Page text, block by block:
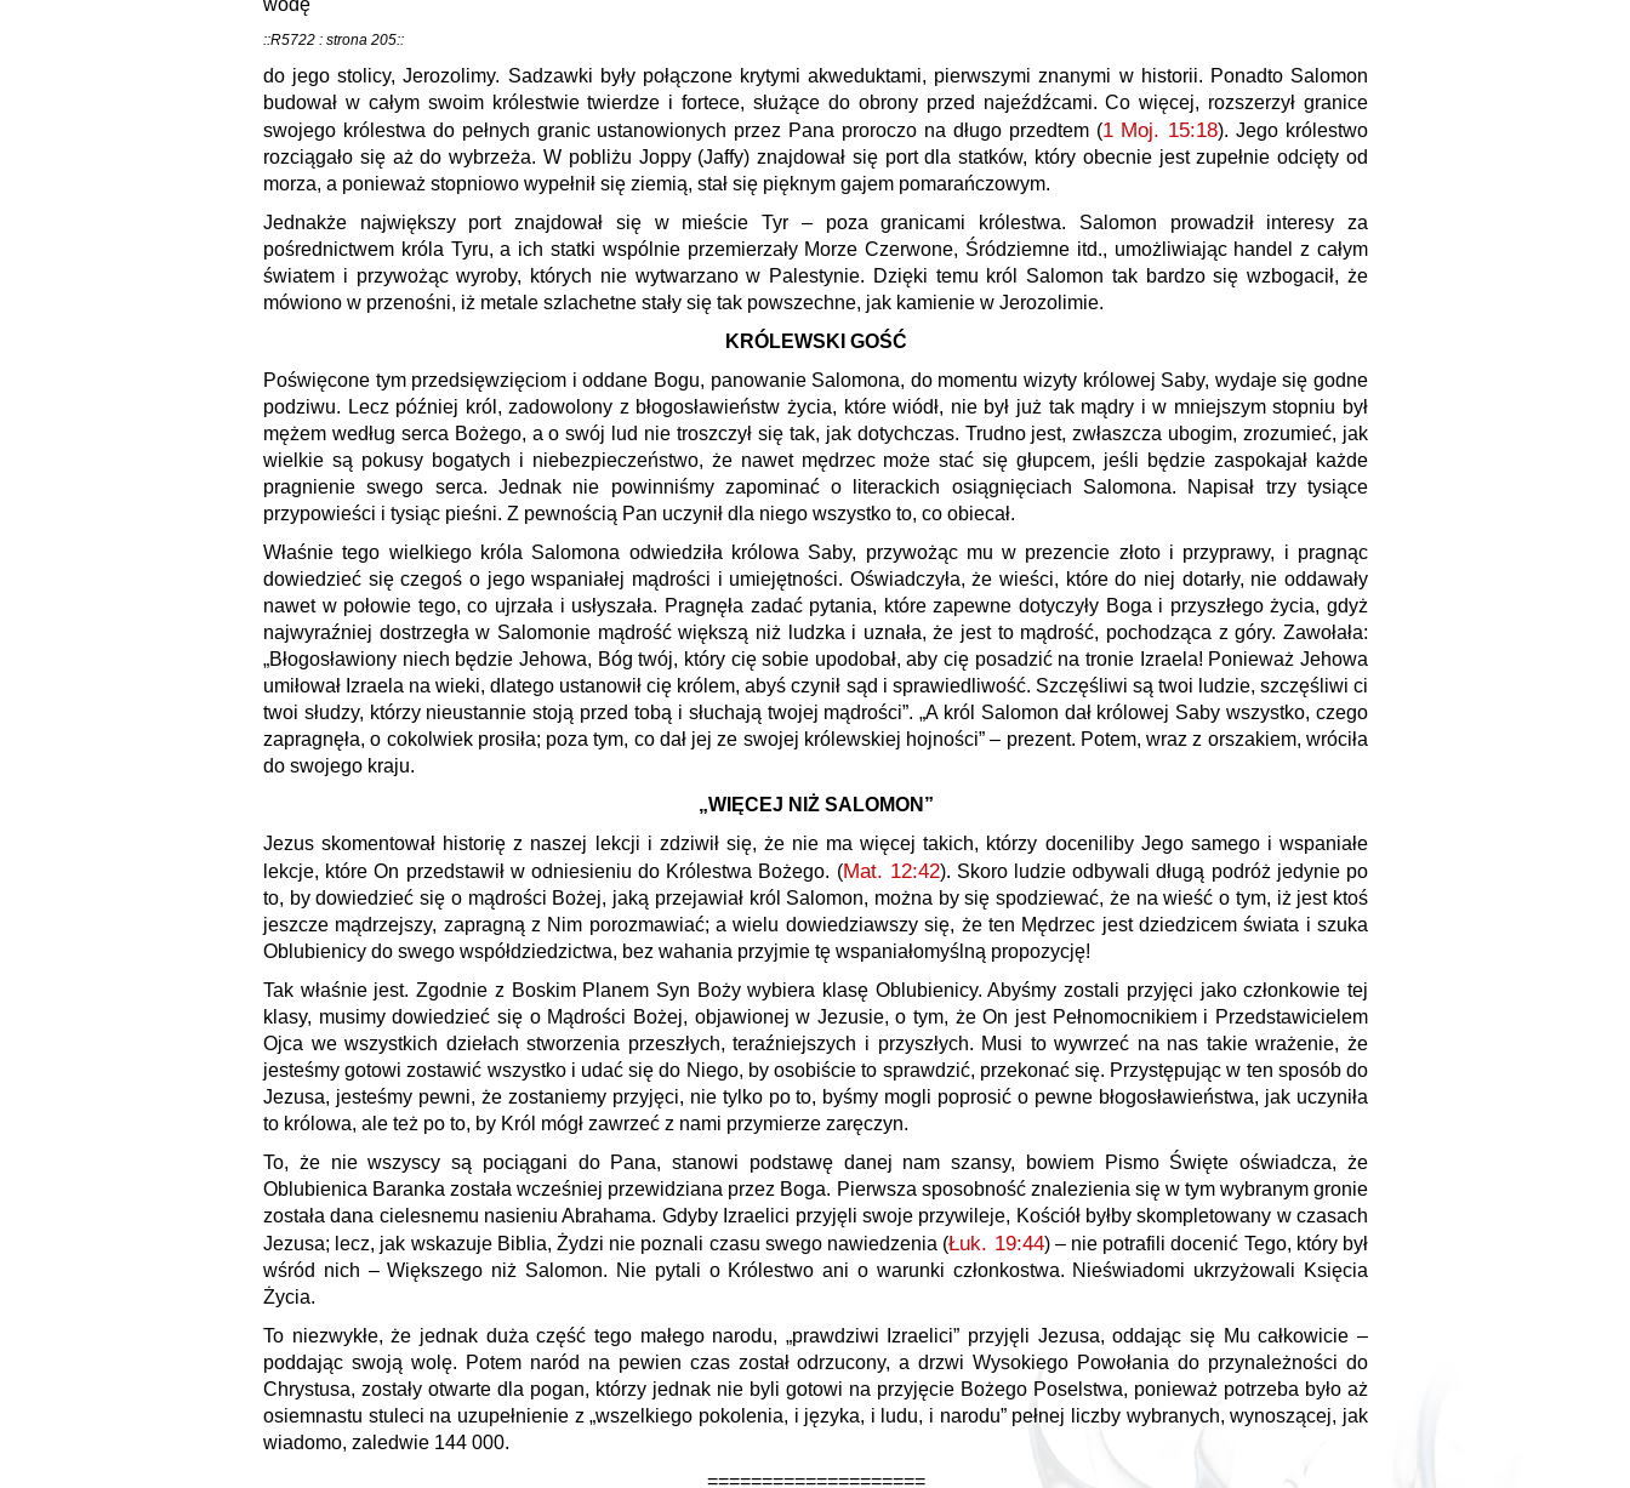
wodę
::R5722 : strona 205::
do jego stolicy, Jerozolimy. Sadzawki były połączone krytymi akweduktami, pierwszymi znanymi w historii. Ponadto Salomon
budował w całym swoim królestwie twierdze i fortece, służące do obrony przed najeźdźcami. Co więcej, rozszerzył granice
swojego królestwa do pełnych granic ustanowionych przez Pana proroczo na długo przedtem (1 Moj. 15:18). Jego królestwo
rozciągało się aż do wybrzeża. W pobliżu Joppy (Jaffy) znajdował się port dla statków, który obecnie jest zupełnie odcięty od
morza, a ponieważ stopniowo wypełnił się ziemią, stał się pięknym gajem pomarańczowym.
Jednakże największy port znajdował się w mieście Tyr – poza granicami królestwa. Salomon prowadził interesy za
pośrednictwem króla Tyru, a ich statki wspólnie przemierzały Morze Czerwone, Śródziemne itd., umożliwiając handel z całym
światem i przywożąc wyroby, których nie wytwarzano w Palestynie. Dzięki temu król Salomon tak bardzo się wzbogacił, że
mówiono w przenośni, iż metale szlachetne stały się tak powszechne, jak kamienie w Jerozolimie.
KRÓLEWSKI GOŚĆ
Poświęcone tym przedsięwzięciom i oddane Bogu, panowanie Salomona, do momentu wizyty królowej Saby, wydaje się godne
podziwu. Lecz później król, zadowolony z błogosławieństw życia, które wiódł, nie był już tak mądry i w mniejszym stopniu był
mężem według serca Bożego, a o swój lud nie troszczył się tak, jak dotychczas. Trudno jest, zwłaszcza ubogim, zrozumieć, jak
wielkie są pokusy bogatych i niebezpieczeństwo, że nawet mędrzec może stać się głupcem, jeśli będzie zaspokajał każde
pragnienie swego serca. Jednak nie powinniśmy zapominać o literackich osiągnięciach Salomona. Napisał trzy tysiące
przypowieści i tysiąc pieśni. Z pewnością Pan uczynił dla niego wszystko to, co obiecał.
Właśnie tego wielkiego króla Salomona odwiedziła królowa Saby, przywożąc mu w prezencie złoto i przyprawy, i pragnąc
dowiedzieć się czegoś o jego wspaniałej mądrości i umiejętności. Oświadczyła, że wieści, które do niej dotarły, nie oddawały
nawet w połowie tego, co ujrzała i usłyszała. Pragnęła zadać pytania, które zapewne dotyczyły Boga i przyszłego życia, gdyż
najwyraźniej dostrzegła w Salomonie mądrość większą niż ludzka i uznała, że jest to mądrość, pochodząca z góry. Zawołała:
„Błogosławiony niech będzie Jehowa, Bóg twój, który cię sobie upodobał, aby cię posadzić na tronie Izraela! Ponieważ Jehowa
umiłował Izraela na wieki, dlatego ustanowił cię królem, abyś czynił sąd i sprawiedliwość. Szczęśliwi są twoi ludzie, szczęśliwi ci
twoi słudzy, którzy nieustannie stoją przed tobą i słuchają twojej mądrości”. „A król Salomon dał królowej Saby wszystko, czego
zapragnęła, o cokolwiek prosiła; poza tym, co dał jej ze swojej królewskiej hojności” – prezent. Potem, wraz z orszakiem, wróciła
do swojego kraju.
„WIĘCEJ NIŻ SALOMON”
Jezus skomentował historię z naszej lekcji i zdziwił się, że nie ma więcej takich, którzy doceniliby Jego samego i wspaniałe
lekcje, które On przedstawił w odniesieniu do Królestwa Bożego. (Mat. 12:42). Skoro ludzie odbywali długą podróż jedynie po
to, by dowiedzieć się o mądrości Bożej, jaką przejawiał król Salomon, można by się spodziewać, że na wieść o tym, iż jest ktoś
jeszcze mądrzejszy, zapragną z Nim porozmawiać; a wielu dowiedziawszy się, że ten Mędrzec jest dziedzicem świata i szuka
Oblubienicy do swego współdziedzictwa, bez wahania przyjmie tę wspaniałomyślną propozycję!
Tak właśnie jest. Zgodnie z Boskim Planem Syn Boży wybiera klasę Oblubienicy. Abyśmy zostali przyjęci jako członkowie tej
klasy, musimy dowiedzieć się o Mądrości Bożej, objawionej w Jezusie, o tym, że On jest Pełnomocnikiem i Przedstawicielem
Ojca we wszystkich dziełach stworzenia przeszłych, teraźniejszych i przyszłych. Musi to wywrzeć na nas takie wrażenie, że
jesteśmy gotowi zostawić wszystko i udać się do Niego, by osobiście to sprawdzić, przekonać się. Przystępując w ten sposób do
Jezusa, jesteśmy pewni, że zostaniemy przyjęci, nie tylko po to, byśmy mogli poprosić o pewne błogosławieństwa, jak uczyniła
to królowa, ale też po to, by Król mógł zawrzeć z nami przymierze zaręczyn.
To, że nie wszyscy są pociągani do Pana, stanowi podstawę danej nam szansy, bowiem Pismo Święte oświadcza, że
Oblubienica Baranka została wcześniej przewidziana przez Boga. Pierwsza sposobność znalezienia się w tym wybranym gronie
została dana cielesnemu nasieniu Abrahama. Gdyby Izraelici przyjęli swoje przywileje, Kościół byłby skompletowany w czasach
Jezusa; lecz, jak wskazuje Biblia, Żydzi nie poznali czasu swego nawiedzenia (Łuk. 19:44) – nie potrafili docenić Tego, który był
wśród nich – Większego niż Salomon. Nie pytali o Królestwo ani o warunki członkostwa. Nieświadomi ukrzyżowali Księcia
Życia.
To niezwykłe, że jednak duża część tego małego narodu, „prawdziwi Izraelici” przyjęli Jezusa, oddając się Mu całkowicie –
poddając swoją wolę. Potem naród na pewien czas został odrzucony, a drzwi Wysokiego Powołania do przynależności do
Chrystusa, zostały otwarte dla pogan, którzy jednak nie byli gotowi na przyjęcie Bożego Poselstwa, ponieważ potrzeba było aż
osiemnastu stuleci na uzupełnienie z „wszelkiego pokolenia, i języka, i ludu, i narodu” pełnej liczby wybranych, wynoszącej, jak
wiadomo, zaledwie 144 000.
====================